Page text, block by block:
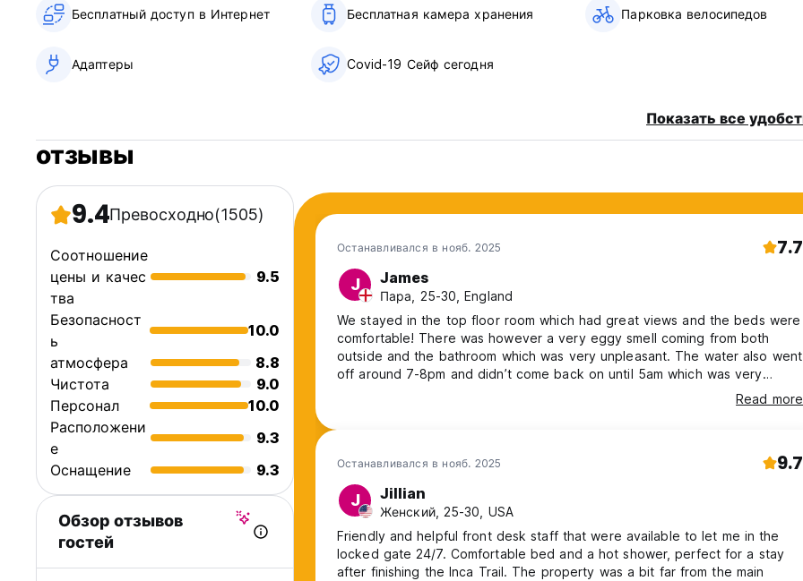
Бесплатный доступ в Интернет Бесплатная камера хранения Парковка велосипедов
Адаптеры Covid-19 Сейф сегодня
Показать все
отзывы
9.4Превосходно(1505)
Соотношение
цены и качес
тва
9.5
Безопасност
ь
10.0
атмосфера
8.8
Чистота
9.0
Персонал
10.0
Расположени
е
9.3
Оснащение
9.3
Обзор отзывов
гостей
Останавливался в нояб. 2025 7.7
J James
Пара, 25-30, England
We stayed in the top floor room which had great views and the beds were
comfortable! There was however a very eggy smell coming from both
outside and the bathroom which was very unpleasant. The water also went
off around 7-8pm and didn’t come back on until 5am which was very
inconvenient. We did not have this issue anywhere else we stayed inRead more
Останавливался в нояб. 2025 9.7
J Jillian
Женский, 25-30, USA
Friendly and helpful front desk staff that were available to let me in the
locked gate 24/7. Comfortable bed and a hot shower, perfect for a stay
after finishing the Inca Trail. The property was a bit far from the main